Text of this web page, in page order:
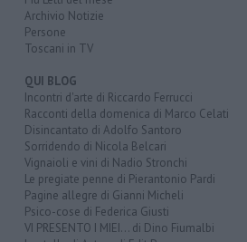
Archivio Notizie
Persone
Toscani in TV
QUI BLOG
Incontri d'arte di Riccardo Ferrucci
Racconti della domenica di Marco Celati
Disincantato di Adolfo Santoro
Sorridendo di Nicola Belcari
Vignaioli e vini di Nadio Stronchi
Le pregiate penne di Pierantonio Pardi
Pagine allegre di Gianni Micheli
Psico-cose di Federica Giusti
VI PRESENTO I MIEI... di Dino Fiumalbi